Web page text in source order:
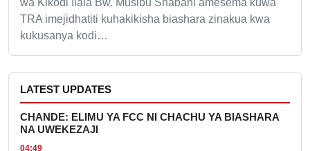
TRA imejidhatiti kuhakikisha biashara zinakua kwa
kukusanya kodi…
LATEST UPDATES
CHANDE: ELIMU YA FCC NI CHACHU YA BIASHARA
NA UWEKEZAJI
04:49